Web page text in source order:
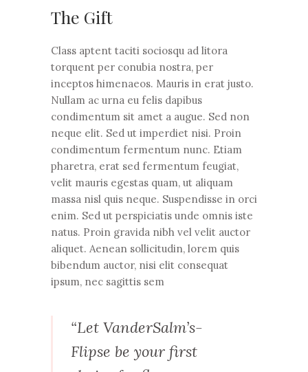
The Gift
Class aptent taciti sociosqu ad litora
torquent per conubia nostra, per
inceptos himenaeos. Mauris in erat justo.
Nullam ac urna eu felis dapibus
condimentum sit amet a augue. Sed non
neque elit. Sed ut imperdiet nisi. Proin
condimentum fermentum nunc. Etiam
pharetra, erat sed fermentum feugiat,
velit mauris egestas quam, ut aliquam
massa nisl quis neque. Suspendisse in orci
enim. Sed ut perspiciatis unde omnis iste
natus. Proin gravida nibh vel velit auctor
aliquet. Aenean sollicitudin, lorem quis
bibendum auctor, nisi elit consequat
ipsum, nec sagittis sem
“Let VanderSalm’s-
Flipse be your first